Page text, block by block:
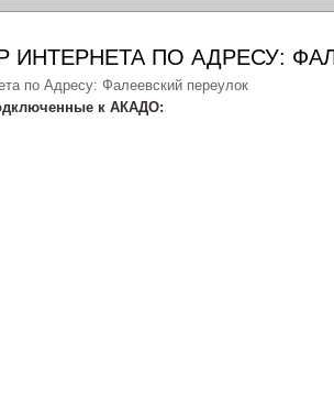
ИНТЕРНЕТА ПО АДРЕСУ:
по Адресу: Фалеевский переулок
к АКАДО: